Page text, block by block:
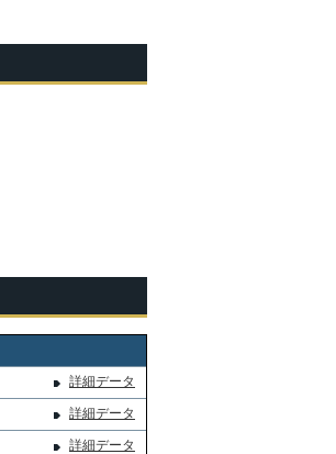
詳細データ
詳細データ
詳細データ